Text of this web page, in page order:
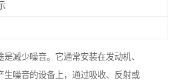
减少噪音。它通常安装在发动机、
生噪音的设备上，通过吸收、反射或